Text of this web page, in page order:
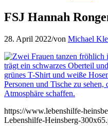
FSJ Hannah
28. April 2022/von Michael
https://www.lebenshilfe-
Lebenshilfe-Heinsberg-